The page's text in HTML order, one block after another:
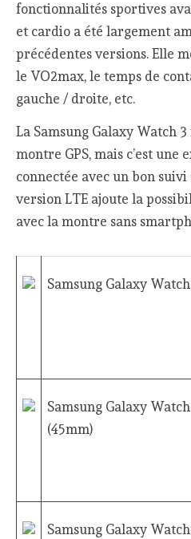
fonctionnalités sportives
et cardio a été largement
précédentes versions. Elle
le VO2max, le temps de
gauche / droite, etc.
La Samsung Galaxy Watch
montre GPS, mais c’est une
connectée avec un bon
version LTE ajoute la
avec la montre sans
Samsung Galaxy
Samsung Galaxy
(45mm)
Samsung Galaxy